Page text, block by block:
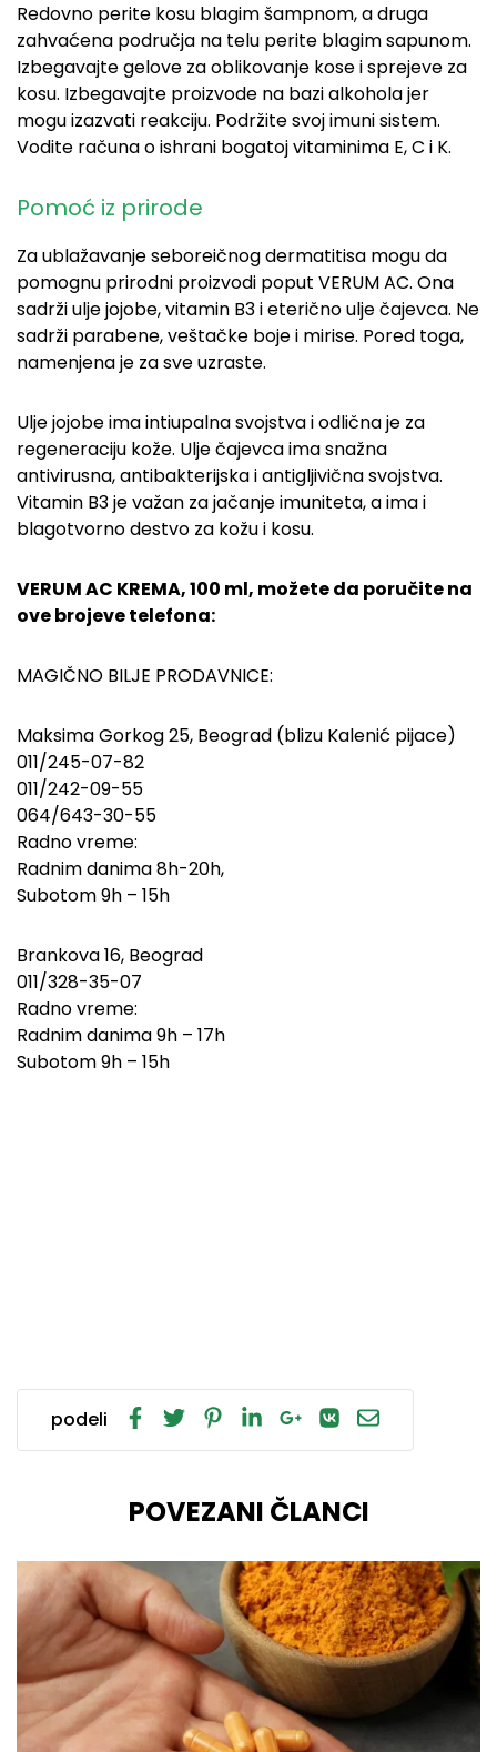
Redovno perite kosu blagim šampnom, a druga
zahvaćena područja na telu perite blagim sapunom.
Izbegavajte gelove za oblikovanje kose i sprejeve za
kosu. Izbegavajte proizvode na bazi alkohola jer
mogu izazvati reakciju. Podržite svoj imuni sistem.
Vodite računa o ishrani bogatoj vitaminima E, C i K.
Pomoć iz prirode
Za ublažavanje seboreičnog dermatitisa mogu da
pomognu prirodni proizvodi poput VERUM AC. Ona
sadrži ulje jojobe, vitamin B3 i eterično ulje čajevca. Ne
sadrži parabene, veštačke boje i mirise. Pored toga,
namenjena je za sve uzraste.
Ulje jojobe ima intiupalna svojstva i odlična je za
regeneraciju kože. Ulje čajevca ima snažna
antivirusna, antibakterijska i antigljivična svojstva.
Vitamin B3 je važan za jačanje imuniteta, a ima i
blagotvorno destvo za kožu i kosu.
VERUM AC KREMA, 100 ml, možete da poručite na
ove brojeve telefona:
MAGIČNO BILJE PRODAVNICE:
Maksima Gorkog 25, Beograd (blizu Kalenić pijace)
011/245-07-82
011/242-09-55
064/643-30-55
Radno vreme:
Radnim danima 8h-20h,
Subotom 9h – 15h
Brankova 16, Beograd
011/328-35-07
Radno vreme:
Radnim danima 9h – 17h
Subotom 9h – 15h
podeli
POVEZANI ČLANCI